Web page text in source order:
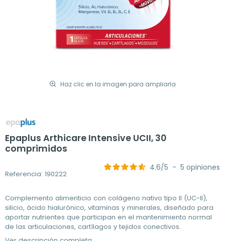
Haz clic en la imagen para ampliarla
Epaplus Arthicare Intensive UCII, 30
comprimidos
Referencia: 190222
4.6/5 - 5 opiniones
Complemento alimenticio con colágeno nativo tipo II (UC-II),
silicio, ácido hialurónico, vitaminas y minerales, diseñado para
aportar nutrientes que participan en el mantenimiento normal
de las articulaciones, cartílagos y tejidos conectivos.